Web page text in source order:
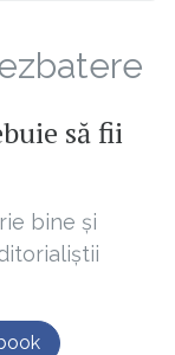
să fii
bine și